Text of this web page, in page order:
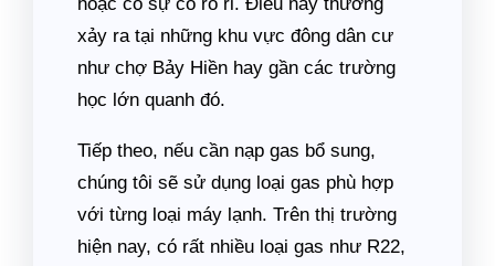
xảy ra tại những khu vực đông dân cư
như chợ Bảy Hiền hay gần các trường
học lớn quanh đó.
Tiếp theo, nếu cần nạp gas bổ sung,
chúng tôi sẽ sử dụng loại gas phù hợp
với từng loại máy lạnh. Trên thị trường
hiện nay, có rất nhiều loại gas như R22,